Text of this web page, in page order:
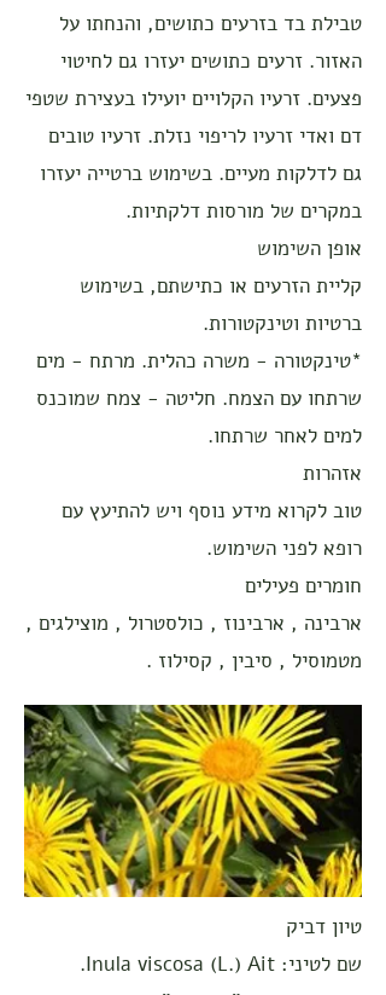
טבילת בד בזרעים כתושים, והנחתו על
האזור. זרעים כתושים יעזרו גם לחיטוי
פצעים. זרעיו הקלויים יועילו בעצירת שטפי
דם ואדי זרעיו לריפוי נזלת. זרעיו טובים
גם לדלקות מעיים. בשימוש ברטייה יעזרו
במקרים של מורסות דלקתיות.
אופן השימוש
קליית הזרעים או כתישתם, בשימוש
ברטיות וטינקטורות.
*טינקטורה - משרה כהלית. מרתח - מים
שרתחו עם הצמח. חליטה - צמח שמוכנס
למים לאחר שרתחו.
אזהרות
טוב לקרוא מידע נוסף ויש להתיעץ עם
רופא לפני השימוש.
חומרים פעילים
ארבינה , ארבינוז , כולסטרול , מוצילגים ,
מטמוסיל , סיבין , קסילוז .
טיון דביק
שם לטיני: Inula viscosa (L.) Ait.